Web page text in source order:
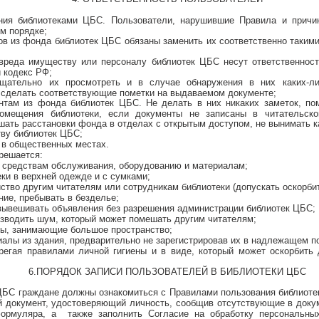
библиотеками ЦБС. Пользователи, нарушившие Правила и
порядке;
из фонда библиотек ЦБС обязаны заменить их соответственно
имуществу или персоналу библиотек ЦБС несут
кодекс РФ;
их просмотреть и в случае обнаружения в них каких-
соответствующие пометки на выдаваемом документе;
из фонда библиотек ЦБС. Не делать в них никаких заметок,
библиотеки, если документы не записаны в
расстановки фонда в отделах с открытым доступом, не вынимать
библиотек ЦБС;
общественных местах.
обслуживания, оборудованию и материалам;
в верхней одежде и с сумками;
другим читателям или сотрудникам библиотеки (допускать
пребывать в безделье;
объявления без разрешения администрации библиотек ЦБС;
шум, который может помешать другим читателям;
занимающие большое пространство;
из здания, предварительно не зарегистрировав их в надлежащем
правилами личной гигиены и в виде, который может
6.ПОРЯДОК ЗАПИСИ ПОЛЬЗОВАТЕЛЕЙ В БИБЛИОТЕКИ ЦБС
граждане должны ознакомиться с Правилами пользования
документ, удостоверяющий личность, сообщив отсутствующие в
формуляра, а также заполнить Согласие на обработку